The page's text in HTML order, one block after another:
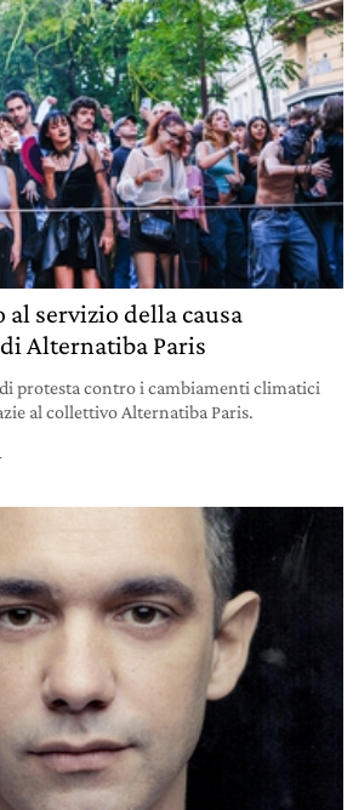
al servizio della causa
Alternatiba Paris
protesta contro i cambiamenti climatici
al collettivo Alternatiba Paris.